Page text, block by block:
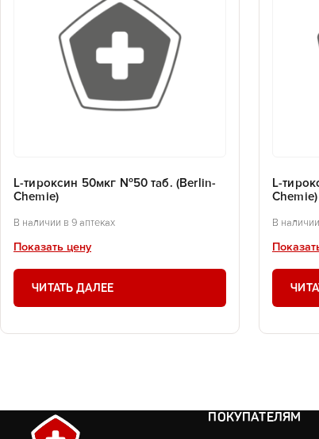
L-тироксин 50мкг №50 таб. (Berlin-
Chemie)
В наличии в 9 аптеках
Показать цену
ЧИТАТЬ ДАЛЕЕ
L-
Chemie)
В
ПОКУПАТЕЛЯМ